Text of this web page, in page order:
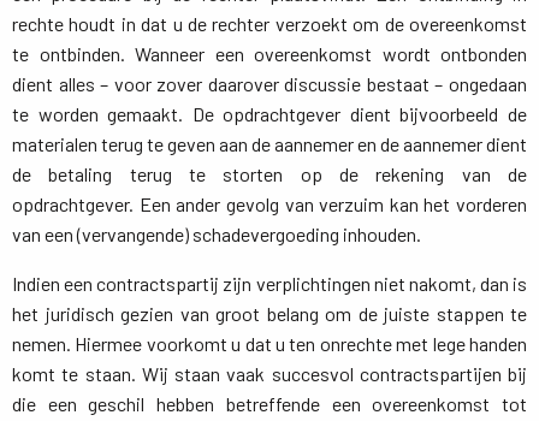
rechte houdt in dat u de rechter verzoekt om de overeenkomst
te ontbinden. Wanneer een overeenkomst wordt ontbonden
dient alles – voor zover daarover discussie bestaat – ongedaan
te worden gemaakt. De opdrachtgever dient bijvoorbeeld de
materialen terug te geven aan de aannemer en de aannemer dient
de betaling terug te storten op de rekening van de
opdrachtgever. Een ander gevolg van verzuim kan het vorderen
van een (vervangende) schadevergoeding inhouden.
Indien een contractspartij zijn verplichtingen niet nakomt, dan is
het juridisch gezien van groot belang om de juiste stappen te
nemen. Hiermee voorkomt u dat u ten onrechte met lege handen
komt te staan. Wij staan vaak succesvol contractspartijen bij
die een geschil hebben betreffende een overeenkomst tot